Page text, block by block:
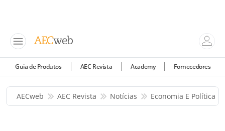
Guia de Produtos AEC Revista Academy Fornecedores
AECweb AEC Revista Notícias Economia E Política